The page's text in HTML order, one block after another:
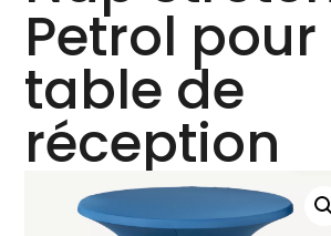
Petrol pour
table de
réception